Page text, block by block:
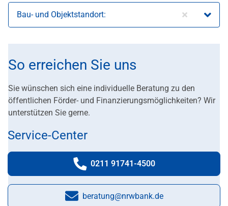
Bau- und Objektstandort:
So erreichen Sie uns
Sie wünschen sich eine individuelle Beratung zu den
öffentlichen Förder- und Finanzierungsmöglichkeiten? Wir
unterstützen Sie gerne.
Service-Center
Telefonnummer:
0211 91741-4500
E-Mail:
beratung@nrwbank.de